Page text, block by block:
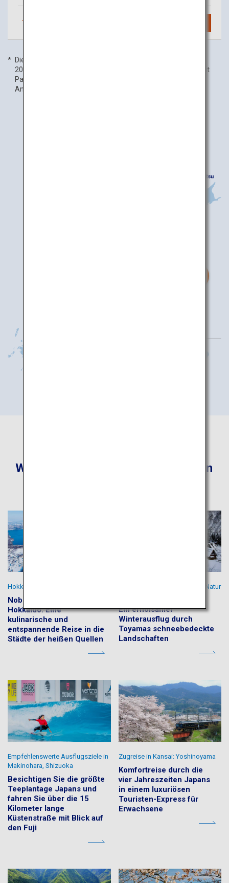
Täglich
Die Flugfrequenzangaben beziehen sich auf den 1. Januar
2020. Die Inlandsflugfrequenz umfasst Codeshare-Flüge mit
Partnerfluggesellschaften und kann ohne vorherige
Ankündigung geändert werden.
Weitere empfohlene Reiserouten
Noboribetsu und Toya in
Hokkaido: Eine
kulinarische und
entspannende Reise in die
Städte der heißen Quellen
Hokkaidos weitläufige Natur
Ein erholsamer
Winterausflug durch
Toyamas schneebedeckte
Landschaften
Spüren Sie die Schönheit der Natur
Besichtigen Sie die größte
Teeplantage Japans und
fahren Sie über die 15
Kilometer lange
Küstenstraße mit Blick auf
den Fuji
Empfehlenswerte Ausflugsziele in
Makinohara, Shizuoka
Komfortreise durch die
vier Jahreszeiten Japans
in einem luxuriösen
Touristen-Express für
Erwachsene
Zugreise in Kansai: Yoshinoyama